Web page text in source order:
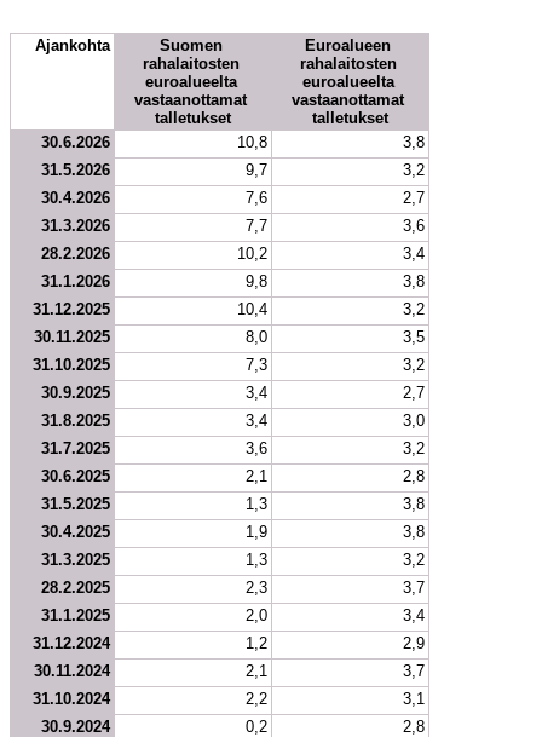
Ajankohta
Suomen
rahalaitosten
euroalueelta
vastaanottamat
talletukset
Euroalueen
rahalaitosten
euroalueelta
vastaanottamat
talletukset
30.6.2026
10,8
3,8
31.5.2026
9,7
3,2
30.4.2026
7,6
2,7
31.3.2026
7,7
3,6
28.2.2026
10,2
3,4
31.1.2026
9,8
3,8
31.12.2025
10,4
3,2
30.11.2025
8,0
3,5
31.10.2025
7,3
3,2
30.9.2025
3,4
2,7
31.8.2025
3,4
3,0
31.7.2025
3,6
3,2
30.6.2025
2,1
2,8
31.5.2025
1,3
3,8
30.4.2025
1,9
3,8
31.3.2025
1,3
3,2
28.2.2025
2,3
3,7
31.1.2025
2,0
3,4
31.12.2024
1,2
2,9
30.11.2024
2,1
3,7
31.10.2024
2,2
3,1
30.9.2024
0,2
2,8